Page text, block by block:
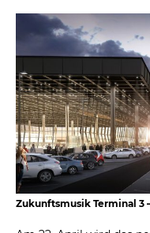
Zukunftsmusik Terminal 3